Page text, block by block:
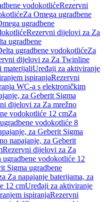
vodokotlićeRezervni
Za Omega ugradbene
ugradbene
Rezervni dijelovi za Za
ugradbene
ugradbene vodokotlićeZa
dijelovi za Za Twinline
materijaliUređaji za aktiviranje
ispiranjaRezervni
WC-a s elektroničkim
za Geberit Sigma
dijelovi za Za mrežno
vodokotliće 12 cmZa
vodokotliće 8
za Geberit Sigma
napajanje, za Geberit
Rezervni dijelovi za Za
ugradbene vodokotliće 12
Sigma ugradbene
Za napajanje baterijama, za
12 cmUređaji za aktiviranje
ispiranjaRezervni